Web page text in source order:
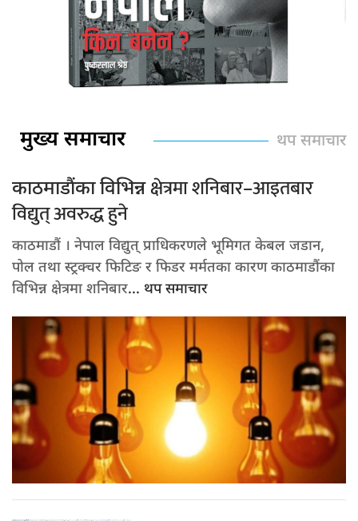
मुख्य समाचार थप समाचार
काठमाडौंका विभिन्नक्षेत्रमा शनिबार–आइतबार
विद्युत् अवरुद्ध हुने
काठमाडौं । नेपाल विद्युत् प्राधिकरणले भूमिगत केबल जडान,
पोल तथा स्ट्रक्चर फिटिङ र फिडर मर्मतका कारण काठमाडौंका
विभिन्न क्षेत्रमा शनिबार... थप समाचार